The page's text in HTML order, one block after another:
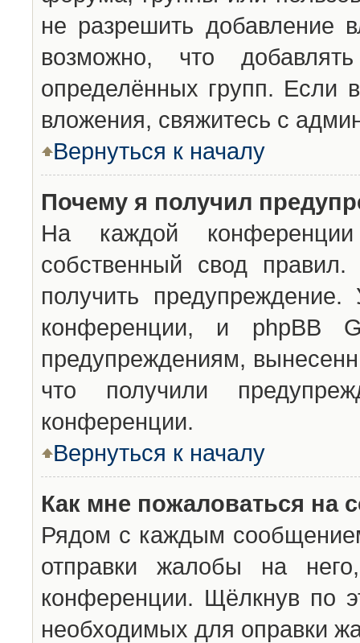
не разрешить добавление
возможно, что
определённых групп. Если
вложения, свяжитесь с
Вернуться к началу
Почему я получил
На каждой конференции
собственный свод
получить
конференции, и phpBB
предупреждениям,
что получили
конференции.
Вернуться к началу
Как мне пожаловаться на
Рядом с каждым
отправки жалобы на
конференции. Щёлкнув по
необходимых для оправки